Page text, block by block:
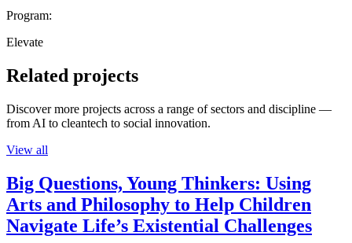
Program:
Elevate
Related projects
Discover more projects across a range of sectors and discipline —
from AI to cleantech to social innovation.
View all
Big Questions, Young Thinkers: Using
Arts and Philosophy to Help Children
Navigate Life’s Existential Challenges